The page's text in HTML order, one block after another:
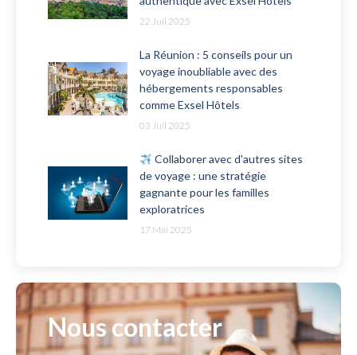
22 Juil 2025
La Réunion : 5 conseils pour un
voyage inoubliable avec des
hébergements responsables
comme Exsel Hôtels
03 Juil 2025
Collaborer avec d'autres sites
de voyage : une stratégie
gagnante pour les familles
exploratrices
17 Mai 2025
Nous contacter